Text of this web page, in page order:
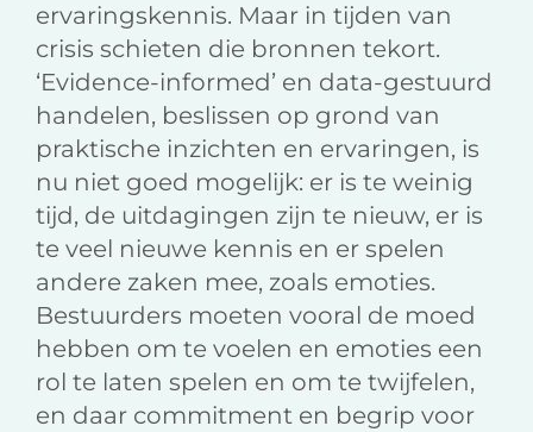
ervaringskennis. Maar in tijden van
crisis schieten die bronnen tekort.
‘Evidence-informed’ en data-gestuurd
handelen, beslissen op grond van
praktische inzichten en ervaringen, is
nu niet goed mogelijk: er is te weinig
tijd, de uitdagingen zijn te nieuw, er is
te veel nieuwe kennis en er spelen
andere zaken mee, zoals emoties.
Bestuurders moeten vooral de moed
hebben om te voelen en emoties een
rol te laten spelen en om te twijfelen,
en daar commitment en begrip voor